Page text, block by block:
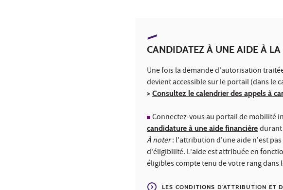
CANDIDATEZ À UNE AIDE À
Une fois la demande d'autorisation
devient accessible sur le portail (dans le
> Consultez le calendrier des appels à
Connectez-vous au portail de mobilité
candidature à une aide financière
À noter: l'attribution d'une aide n'est
d'éligibilité. L'aide est attribuée en
éligibles compte tenu de votre rang
LES CONDITIONS D'ATTRIBUTION ET